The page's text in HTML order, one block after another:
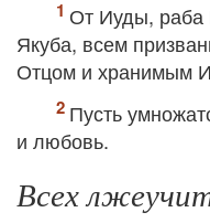
От Иуды,
Якуба, всем
Отцом и хранимым
Пусть
и любовь.
Всех